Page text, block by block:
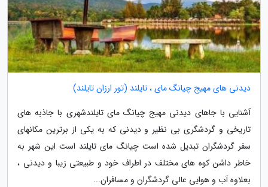
دیدنی های مهیج چیانگ مای ، تایلند (تور ارزان تایلند)
آشنایی با جاهای دیدنی مهیج چیانگ مای تایلندشهری با جاذبه های
تاریخی و گردشگری بی نظیر و دیدنی که به یکی از برترین مکانهای
سفر گردشگران تبدیل شده است چیانگ مای تایلند است این شهر به
خاطر داشن کوه های مختلف در اطراف خود و طبیعتی زیبا و دیدنی ،
بعلاوه آب و هوایی عالی گردشگران و مسافران...